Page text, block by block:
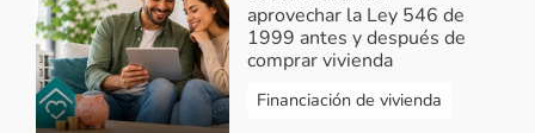
Responder...
virtual3- Respuesta Esther
2018-05-18 17:54:25
aprovechar la Ley 546 de
1999 antes y después de
comprar vivienda
Financiación de vivienda